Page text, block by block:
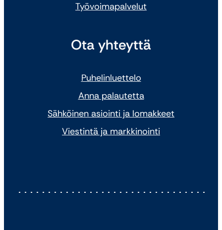
Työvoimapalvelut
Ota yhteyttä
Puhelinluettelo
Anna palautetta
Sähköinen asiointi ja lomakkeet
Viestintä ja markkinointi